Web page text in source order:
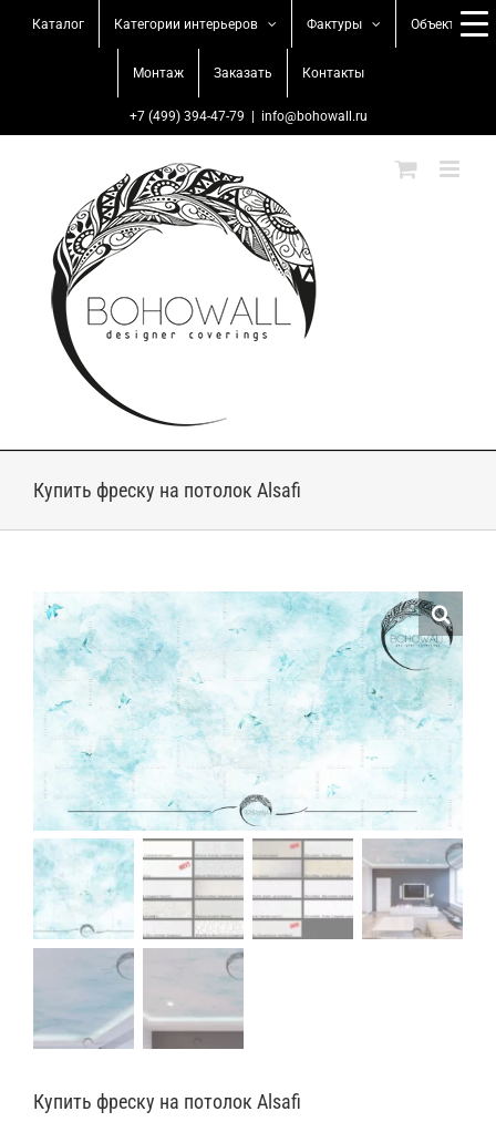
Каталог Категории интерьеров Фактуры Объекты
Монтаж Заказать Контакты
+7 (499) 394-47-79 info@bohowall.ru
Купить фреску на потолок Alsafi
Купить фреску на потолок Alsafi